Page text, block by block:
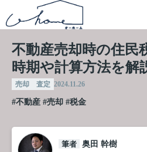
不動産売却時の住民
時期や計算方法を解
売却 査定 2024.11.26
#不動産 #売却 #税金
筆者 奥田 幹樹